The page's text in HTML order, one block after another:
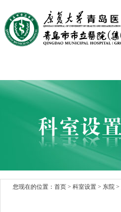
您现在的位置： 首页 > 科室设置 > 东院 >